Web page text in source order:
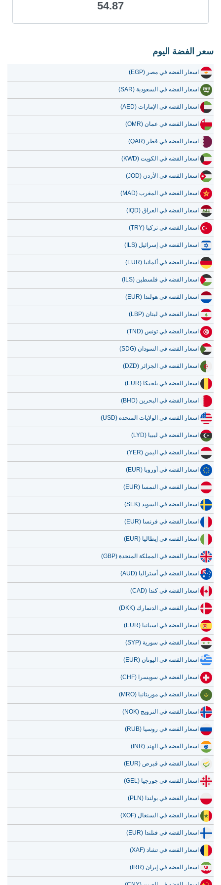
18 يوليو 2026
17 يوليو 2026
16 يوليو 2026 48.70
1.57
15 يوليو 2026 50.26
1.62
14 يوليو 2026
13 يوليو 2026
12 يوليو 2026
11 يوليو 2026
10 يوليو 2026
9 يوليو 2026
54.87
سعر الفضة اليوم
اسعار الفضه في مصر (EGP)
اسعار الفضه في السعودية (SAR)
اسعار الفضه في الإمارات (AED)
اسعار الفضه في عمان (OMR)
اسعار الفضه في قطر (QAR)
اسعار الفضه في الكويت (KWD)
اسعار الفضه في الأردن (JOD)
اسعار الفضه في المغرب (MAD)
اسعار الفضه في العراق (IQD)
اسعار الفضه في تركيا (TRY)
اسعار الفضه في إسرائيل (ILS)
اسعار الفضه في ألمانيا (EUR)
اسعار الفضه في فلسطين (ILS)
اسعار الفضه في هولندا (EUR)
اسعار الفضه في لبنان (LBP)
اسعار الفضه في تونس (TND)
اسعار الفضه في السودان (SDG)
اسعار الفضه في الجزائر (DZD)
اسعار الفضه في بلجيكا (EUR)
اسعار الفضه في البحرين (BHD)
اسعار الفضه في الولايات المتحدة (USD)
اسعار الفضه في ليبيا (LYD)
اسعار الفضه في اليمن (YER)
اسعار الفضه في أوروبا (EUR)
اسعار الفضه في النمسا (EUR)
اسعار الفضه في السويد (SEK)
اسعار الفضه في فرنسا (EUR)
اسعار الفضه في إيطاليا (EUR)
اسعار الفضه في المملكة المتحدة (GBP)
اسعار الفضه في أستراليا (AUD)
اسعار الفضه في كندا (CAD)
اسعار الفضه في الدنمارك (DKK)
اسعار الفضه في اسبانيا (EUR)
اسعار الفضه في سورية (SYP)
اسعار الفضه في اليونان (EUR)
اسعار الفضه في سويسرا (CHF)
اسعار الفضه في موريتانيا (MRO)
اسعار الفضه في النرويج (NOK)
اسعار الفضه في روسيا (RUB)
اسعار الفضه في الهند (INR)
اسعار الفضه في قبرص (EUR)
اسعار الفضه في جورجيا (GEL)
اسعار الفضه في بولندا (PLN)
اسعار الفضه في السنغال (XOF)
اسعار الفضه في فنلندا (EUR)
اسعار الفضه في تشاد (XAF)
اسعار الفضه في إيران (IRR)